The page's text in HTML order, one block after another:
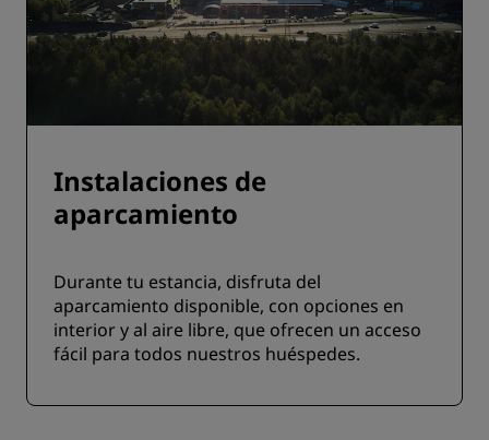
Instalaciones de
aparcamiento
Durante tu estancia, disfruta del
aparcamiento disponible, con opciones en
interior y al aire libre, que ofrecen un acceso
fácil para todos nuestros huéspedes.